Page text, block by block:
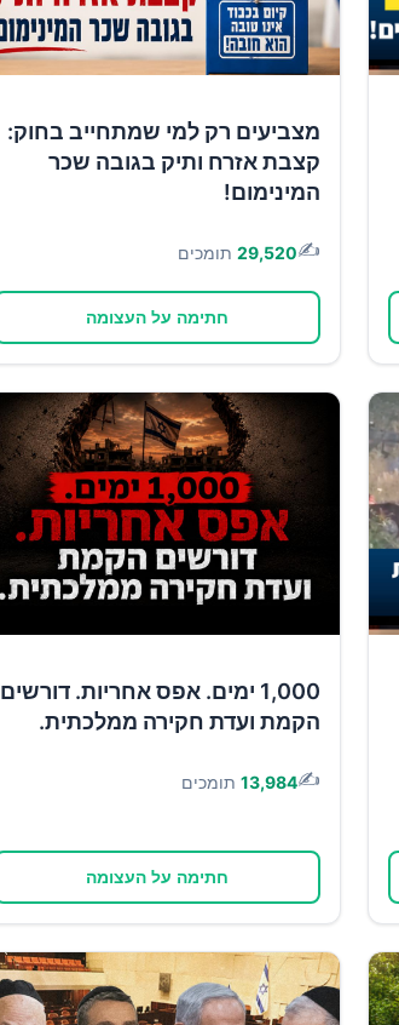
מצביעים רק למי שמתחייב בחוק:
קצבת אזרח ותיק בגובה שכר
המינימום!
✍️
29,520 תומכים
חתימה על העצומה
1,000 ימים. אפס אחריות. דורשים
הקמת ועדת חקירה ממלכתית.
✍️
13,984 תומכים
חתימה על העצומה